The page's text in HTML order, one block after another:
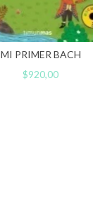
MI PRIMER BACH
$920,00